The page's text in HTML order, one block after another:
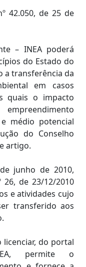
42.050, de 25 de
– INEA poderá
do Estado do
a transferência da
em casos
quais o impacto
médio potencial
do Conselho
artigo.
junho de 2010,
26, de 23/12/2010
e atividades cujo
transferido aos
licenciar, do portal
permite o